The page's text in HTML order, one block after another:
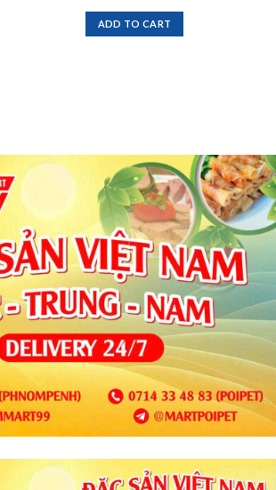
ADD TO CART